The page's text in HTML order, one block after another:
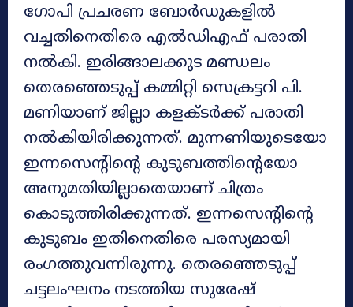
ഗോപി പ്രചരണ ബോർഡുകളിൽ
വച്ചതിനെതിരെ എൽഡിഎഫ് പരാതി
നൽകി. ഇരിങ്ങാലക്കുട മണ്ഡലം
തെരഞ്ഞെടുപ്പ് കമ്മിറ്റി സെക്രട്ടറി പി.
മണിയാണ് ജില്ലാ കളക്ടർക്ക് പരാതി
നൽകിയിരിക്കുന്നത്. മുന്നണിയുടെയോ
ഇന്നസെന്റിന്റെ കുടുബത്തിന്റെയോ
അനുമതിയില്ലാതെയാണ് ചിത്രം
കൊടുത്തിരിക്കുന്നത്. ഇന്നസെന്റിന്റെ
കുടുബം ഇതിനെതിരെ പരസ്യമായി
രംഗത്തുവന്നിരുന്നു. തെരഞ്ഞെടുപ്പ്
ചട്ടലംഘനം നടത്തിയ സുരേഷ്